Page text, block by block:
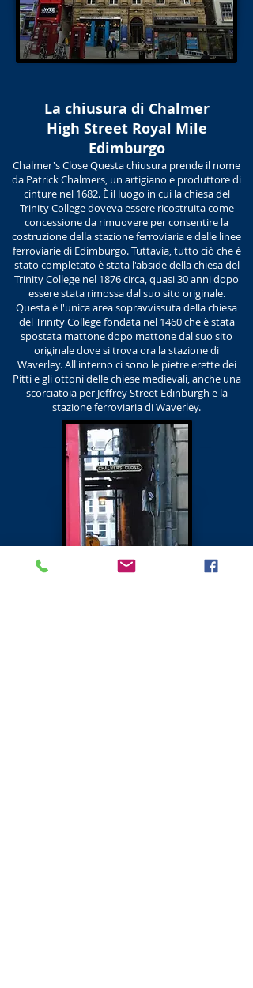
La chiusura di Chalmer
High Street Royal Mile
Edimburgo
Chalmer's Close Questa chiusura prende il nome
da Patrick Chalmers, un artigiano e produttore di
cinture nel 1682. È il luogo in cui la chiesa del
Trinity College doveva essere ricostruita come
concessione da rimuovere per consentire la
costruzione della stazione ferroviaria e delle linee
ferroviarie di Edimburgo. Tuttavia, tutto ciò che è
stato completato è stata l'abside della chiesa del
Trinity College nel 1876 circa, quasi 30 anni dopo
essere stata rimossa dal suo sito originale.
Questa è l'unica area sopravvissuta della chiesa
del Trinity College fondata nel 1460 che è stata
spostata mattone dopo mattone dal suo sito
originale dove si trova ora la stazione di
Waverley. All'interno ci sono le pietre erette dei
Pitti e gli ottoni delle chiese medievali, anche una
scorciatoia per Jeffrey Street Edinburgh e la
stazione ferroviaria di Waverley.